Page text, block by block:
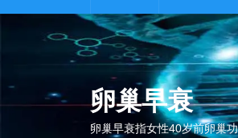
卵巢早衰
卵巢早衰指女性40岁前卵巢